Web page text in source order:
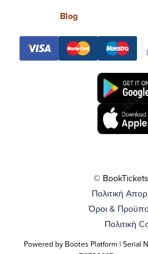
Blog
©
Πολιτική
Όροι &
Πολιτική
Powered by Bootes Platform | Serial